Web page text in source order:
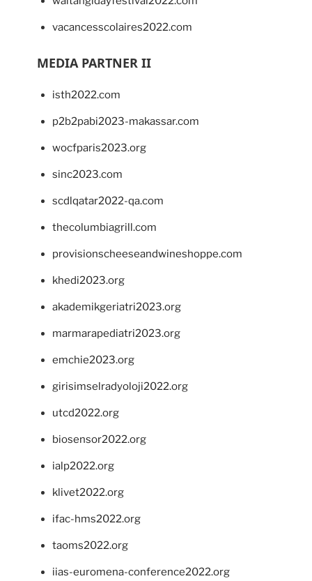
vacancesscolaires2022.com
MEDIA PARTNER II
isth2022.com
p2b2pabi2023-makassar.com
wocfparis2023.org
sinc2023.com
scdlqatar2022-qa.com
thecolumbiagrill.com
provisionscheeseandwineshoppe.com
khedi2023.org
akademikgeriatri2023.org
marmarapediatri2023.org
emchie2023.org
girisimselradyoloji2022.org
utcd2022.org
biosensor2022.org
ialp2022.org
klivet2022.org
ifac-hms2022.org
taoms2022.org
iias-euromena-conference2022.org